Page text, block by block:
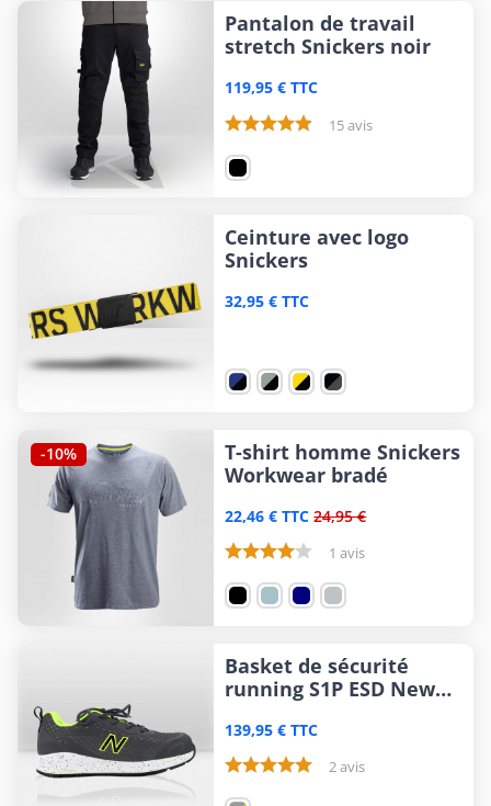
Pantalon de travail
stretch Snickers noir
119,95 € TTC
15 avis
Ceinture avec logo
Snickers
32,95 € TTC
-10%
T-shirt homme Snickers
Workwear bradé
22,46 € TTC 24,95 €
1 avis
Basket de sécurité
running S1P ESD New
139,95 € TTC
2 avis